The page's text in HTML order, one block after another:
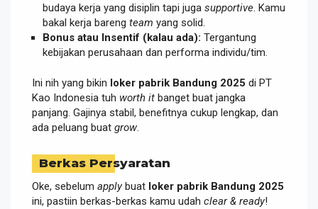
budaya kerja yang disiplin tapi juga supportive . Kamu
bakal kerja bareng team yang solid.
Bonus atau Insentif (kalau ada): Tergantung
kebijakan perusahaan dan performa individu/tim.
Ini nih yang bikin loker pabrik Bandung 2025 di PT
Kao Indonesia tuh worth it banget buat jangka
panjang. Gajinya stabil, benefitnya cukup lengkap, dan
ada peluang buat grow.
Berkas Persyaratan
Oke, sebelum applybuat loker pabrik Bandung 2025
ini, pastiin berkas-berkas kamu udah clear & ready!